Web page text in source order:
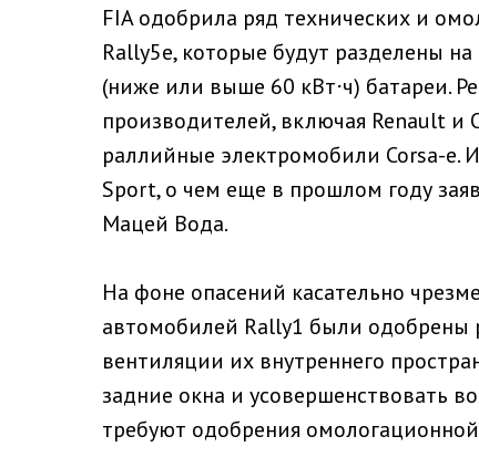
FIA одобрила ряд технических и
Rally5e, которые будут разделены
(ниже или выше 60 кВт⋅ч) батареи.
производителей, включая Renault и
раллийные электромобили Corsa-e.
Sport, о чем еще в прошлом году
Мацей Вода.
На фоне опасений касательно
автомобилей Rally1 были одобрены
вентиляции их внутреннего
задние окна и усовершенствовать
требуют одобрения